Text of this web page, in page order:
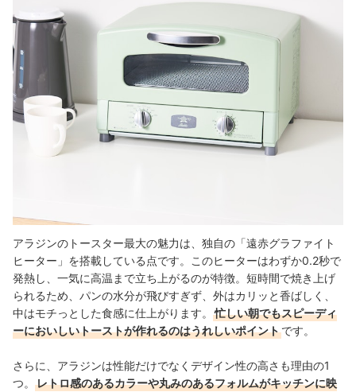
アラジンのトースター最大の魅力は、独自の「遠赤グラファイト
ヒーター」を搭載している点です。このヒーターはわずか0.2秒で
発熱し、一気に高温まで立ち上がるのが特徴。短時間で焼き上げ
られるため、パンの水分が飛びすぎず、外はカリッと香ばしく、
中はモチっとした食感に仕上がります。
忙しい朝でもスピーディ
ーにおいしいトーストが作れるのはうれしいポイントです。
さらに、アラジンは性能だけでなくデザイン性の高さも理由の1
つ。
レトロ感のあるカラーや丸みのあるフォルムがキッチンに映